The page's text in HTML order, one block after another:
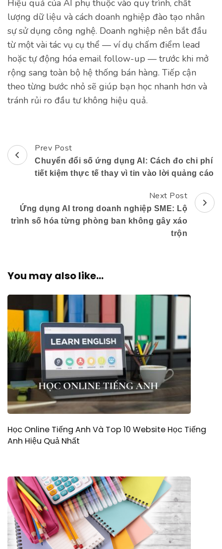
Hiệu quả của AI phụ thuộc vào quy trình, chất
lượng dữ liệu và cách doanh nghiệp đào tạo nhân
sự sử dụng công nghệ. Doanh nghiệp nên bắt đầu
từ một vài tác vụ cụ thể — ví dụ chấm điểm lead
hoặc tự động hóa email follow-up — trước khi mở
rộng sang toàn bộ hệ thống bán hàng. Tiếp cận
theo từng bước nhỏ sẽ giúp bạn học nhanh hơn và
tránh rủi ro đầu tư không hiệu quả.
Post
Navigation
Prev Post
Chuyển đổi số ứng dụng AI: Cách đo chi phí
tiết kiệm thực tế thay vì tin vào lời quảng cáo
Next Post
Ứng dụng AI trong doanh nghiệp SME: Lộ
trình số hóa từng phòng ban không gây xáo
trộn
You may also like...
Học Online Tiếng Anh Và Top 10 Website Học Tiếng
Anh Hiệu Quả Nhất